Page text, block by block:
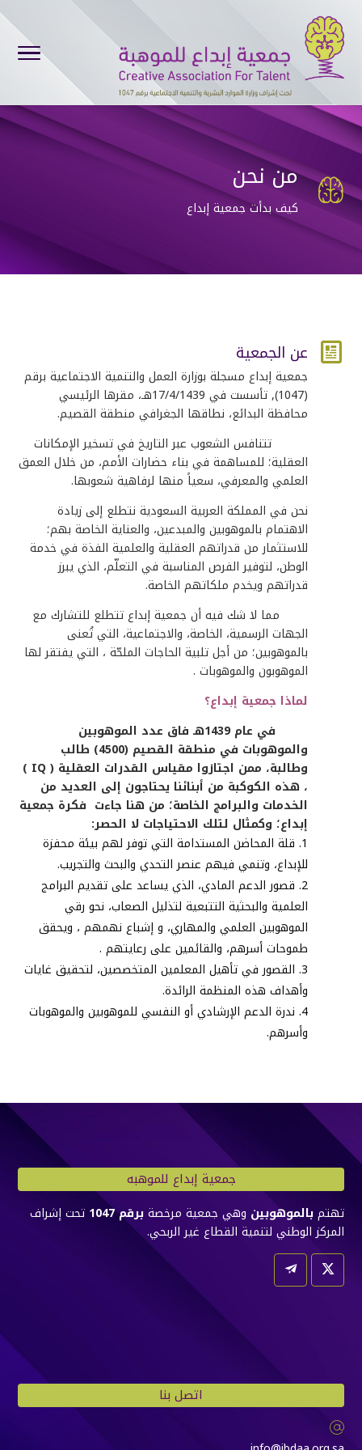
 من نحن
كيف بدأت جمعية إبداع
 عن الجمعية
جمعيةإبداع مسجلة بوزارة العمل والتنمية الاجتماعية برقم
(1047),
تأسست في هـ، مقرها الرئيسي
محافظة البدائع، نطاقها الجغرافي منطقة القصيم.
تتنافس الشعوب عبر التاريخ فيتسخير الإمكانات
العقلية؛ للمساهمة في بناء حضارات الأمم، من خلال العمق
العلمي والمعرفي، سعياً منها لرفاهية شعوبها.
نحن في المملكة العربية السعودية نتطلع إلىزيادة
الاهتمام بالموهوبين والمبدعين، والعناية الخاصة بهم؛
للاستثمار من قدراتهم العقلية والعلمية الفذة في خدمة
الوطن، لتوفير الفرص المناسبة في التعلّم، الذي يبرز
قدراتهم ويخدم ملكاتهم الخاصة.
مما لا شك فيه أن جمعية إبداع تتطلع للتشارك مع
الجهات الرسمية، الخاصة، والاجتماعية، التي تُعنى
بالموهوبين؛ من أجل تلبية الحاجات الملحّة ، التي يفتقر لها
الموهوبون والموهوبات .
لماذا جمعية إبداع؟
في عام
هـ فاق عدد الموهوبين
والموهوبات في منطقة القصيم (4500)
طالب
وطالبة، ممن اجتازوا مقياس القدرات العقلية ( IQ )
، هذه الكوكبة من أبنائنا يحتاجون إلى العديد من
الخدمات والبرامج الخاصة؛ من هنا جاءت فكرة جمعية
إبداع؛ وكمثال لتلك الاحتياجات لا الحصر:
قلة المحاضن المستدامة التي توفر لهم بيئة محفزة
للإبداع، وتنمي فيهم عنصر التحدي والبحث والتجريب.
قصور الدعم المادي، الذي يساعد على تقديم البرامج
العلمية والبحثية التتبعية لتذليل الصعاب، نحو رقي
الموهوبين العلمي والمهاري، و إشباع نهمهم ، ويحقق
طموحات أسرهم، والقائمين على رعايتهم .
القصور في تأهيل المعلمين المتخصصين، لتحقيق غايات
وأهداف هذه المنظمة الرائدة.
ندرة الدعم الإرشادي أو النفسي للموهوبين والموهوبات
وأسرهم.
جمعية إبداع للموهبه
تهتمبالموهوبين وهي جمعية مرخصة برقم 1047
تحت إشراف
المركز الوطني لتنمية القطاع غير الربحي.
اتصل بنا